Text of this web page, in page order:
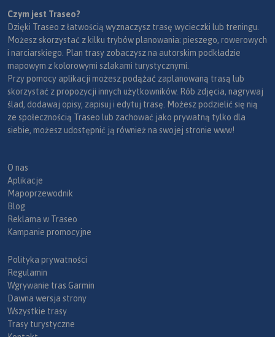
Czym jest Traseo?
Dzięki Traseo z łatwością wyznaczysz trasę wycieczki lub treningu.
Możesz skorzystać z kilku trybów planowania: pieszego, rowerowych
i narciarskiego. Plan trasy zobaczysz na autorskim podkładzie
mapowym z kolorowymi szlakami turystycznymi.
Przy pomocy aplikacji możesz podążać zaplanowaną trasą lub
skorzystać z propozycji innych użytkowników. Rób zdjęcia, nagrywaj
ślad, dodawaj opisy, zapisuj i edytuj trasę. Możesz podzielić się nią
ze społecznością Traseo lub zachować jako prywatną tylko dla
siebie, możesz udostępnić ją również na swojej stronie www!
O nas
Aplikacje
Mapoprzewodnik
Blog
Reklama w Traseo
Kampanie promocyjne
Polityka prywatności
Regulamin
Wgrywanie tras Garmin
Dawna wersja strony
Wszystkie trasy
Trasy turystyczne